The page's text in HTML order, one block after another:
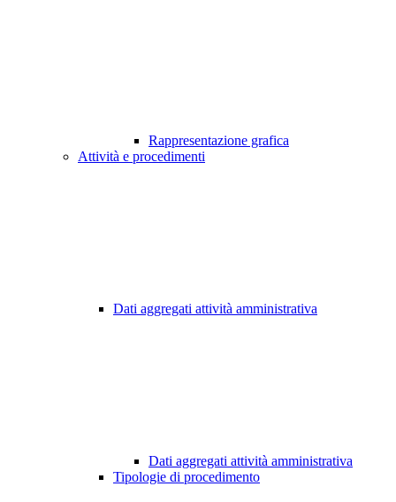
Rappresentazione grafica
Attività e procedimenti
Dati aggregati attività amministrativa
Dati aggregati attività amministrativa
Tipologie di procedimento